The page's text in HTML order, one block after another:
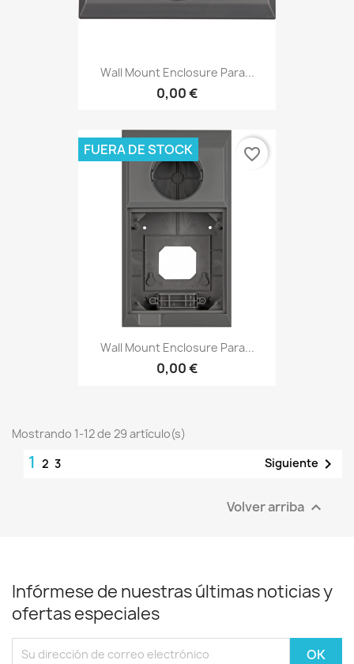
Wall Mount Enclosure Para...
0,00 €
Wall Mount Enclosure Para...
0,00 €
FUERA DE STOCK favorite_border
Mostrando 1-12 de 29 artículo(s)
1 2 3 Siguiente 
Volver arriba 
Infórmese de nuestras últimas noticias y
ofertas especiales